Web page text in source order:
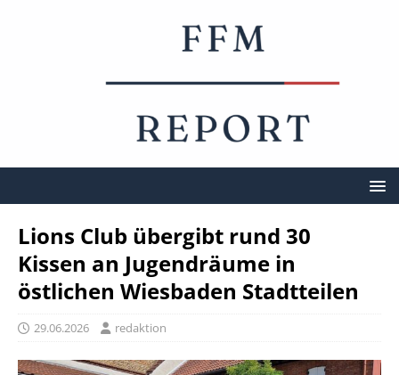
Lions Club übergibt rund 30
Kissen an Jugendräume in
östlichen Wiesbaden Stadtteilen
29.06.2026 redaktion